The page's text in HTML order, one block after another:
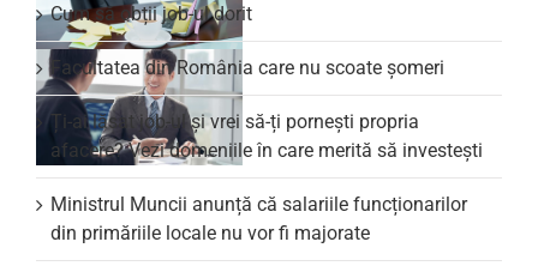
Cum să obții job-ul dorit
Facultatea din România care nu scoate şomeri
Ți-ai lăsat job-ul și vrei să-ți pornești propria
afacere? Vezi domeniile în care merită să investești
Ministrul Muncii anunță că salariile funcționarilor
din primăriile locale nu vor fi majorate